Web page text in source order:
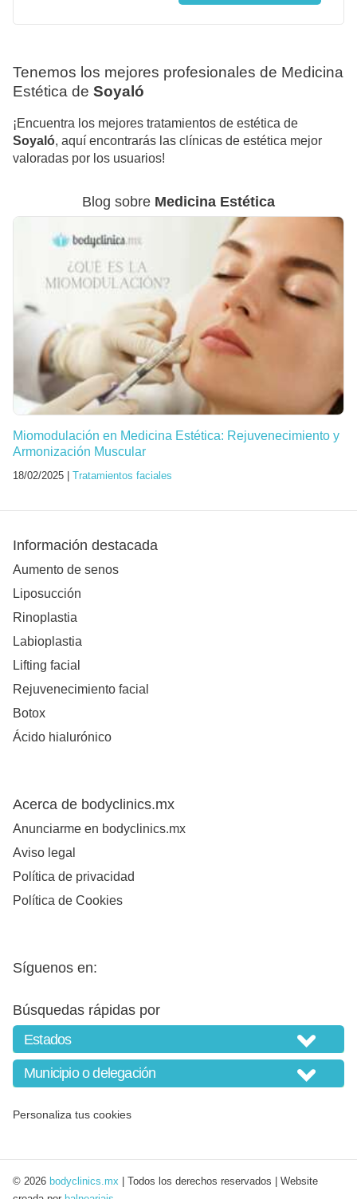
Tenemos los mejores profesionales de Medicina
Estética de Soyaló
¡Encuentra los mejores tratamientos de estética de
Soyaló, aquí encontrarás las clínicas de estética mejor
valoradas por los usuarios!
Blog sobre Medicina Estética
Miomodulación en Medicina Estética: Rejuvenecimiento y
Armonización Muscular
18/02/2025 | Tratamientos faciales
Información destacada
Aumento de senos
Liposucción
Rinoplastia
Labioplastia
Lifting facial
Rejuvenecimiento facial
Botox
Ácido hialurónico
Acerca de bodyclinics.mx
Anunciarme en bodyclinics.mx
Aviso legal
Política de privacidad
Política de Cookies
Síguenos en:
Búsquedas rápidas por
Personaliza tus cookies
© 2026 bodyclinics.mx | Todos los derechos reservados | Website